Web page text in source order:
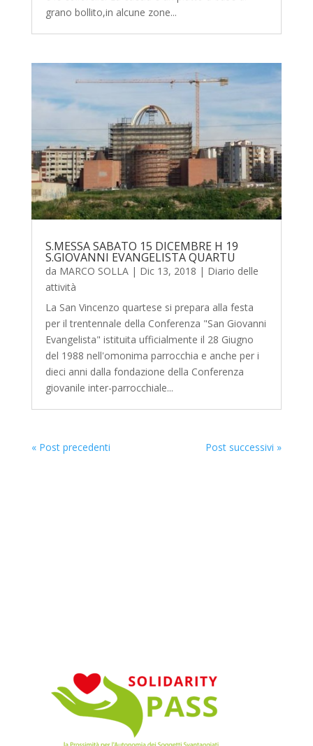
grano bollito,in alcune zone...
S.MESSA SABATO 15 DICEMBRE H 19
S.GIOVANNI EVANGELISTA QUARTU
da MARCO SOLLA| Dic 13, 2018 | Diario delle
attività
La San Vincenzo quartese si prepara alla festa
per il trentennale della Conferenza "San Giovanni
Evangelista" istituita ufficialmente il 28 Giugno
del 1988 nell'omonima parrocchia e anche per i
dieci anni dalla fondazione della Conferenza
giovanile inter-parrocchiale...
« Post precedenti Post successivi »